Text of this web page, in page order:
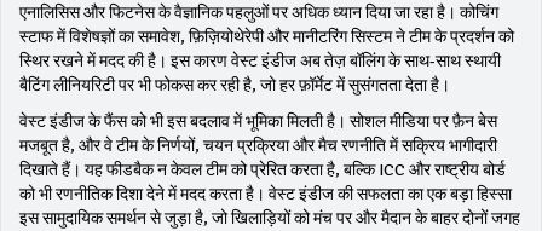
एनालिसिस और फिटनेस के वैज्ञानिक पहलुओं पर अधिक ध्यान दिया जा रहा है। कोचिंग
स्टाफ में विशेषज्ञों का समावेश, फ़िज़ियोथेरेपी और मानीटरिंग सिस्टम ने टीम के प्रदर्शन को
स्थिर रखने में मदद की है। इस कारण वेस्ट इंडीज अब तेज़ बॉलिंग के साथ-साथ स्थायी
बैटिंग लीनियरिटी पर भी फोकस कर रही है, जो हर फ़ॉर्मेट में सुसंगतता देता है।
वेस्ट इंडीज के फैंस को भी इस बदलाव में भूमिका मिलती है। सोशल मीडिया पर फ़ैन बेस
मजबूत है, और वे टीम के निर्णयों, चयन प्रक्रिया और मैच रणनीति में सक्रिय भागीदारी
दिखाते हैं। यह फीडबैक न केवल टीम को प्रेरित करता है, बल्कि ICC और राष्ट्रीय बोर्ड
को भी रणनीतिक दिशा देने में मदद करता है। वेस्ट इंडीज की सफलता का एक बड़ा हिस्सा
इस सामुदायिक समर्थन से जुड़ा है, जो खिलाड़ियों को मंच पर और मैदान के बाहर दोनों जगह